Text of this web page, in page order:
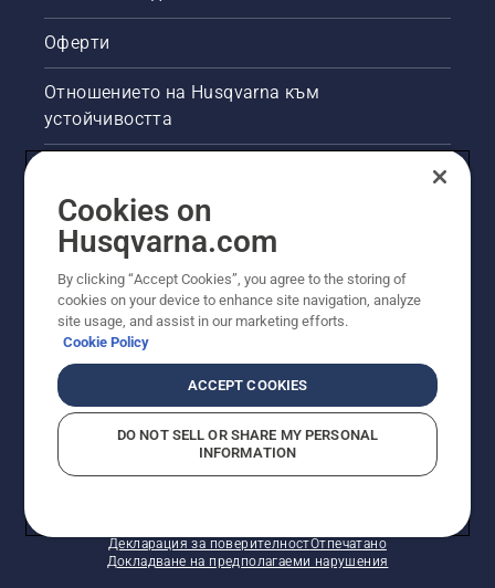
Оферти
Отношението на Husqvarna към
устойчивостта
Други сайтове на Husqvarna
© Husqvarna AB (публ). Всички права запазени.
Декларация за поверителностОтпечатано
Докладване на предполагаеми нарушения
Cookies on
Husqvarna.com
By clicking “Accept Cookies”, you agree to the storing of
cookies on your device to enhance site navigation, analyze
site usage, and assist in our marketing efforts.
Cookie Policy
ACCEPT COOKIES
DO NOT SELL OR SHARE MY PERSONAL
INFORMATION